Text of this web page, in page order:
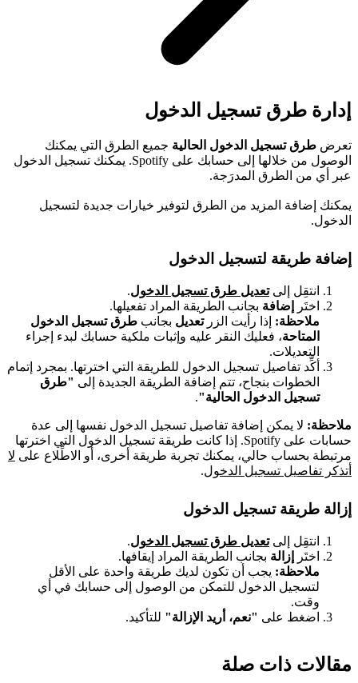
إدارة طرق تسجيل الدخول
تعرض طرق تسجيل الدخول الحالية جميع الطرق التي يمكنك
الوصول من خلالها إلى حسابك على Spotify. يمكنك تسجيل الدخول
عبر أي من الطرق المدرَجة.
يمكنك إضافة المزيد من الطرق لتوفير خيارات جديدة لتسجيل
الدخول.
إضافة طريقة لتسجيل الدخول
انتقِل إلىتعديل طرق تسجيل الدخول.
اختَر
إضافة بجانب الطريقة المراد تفعيلها.
ملاحظة: إذا رأيت الزرتعديل بجانب طرق تسجيل الدخول
المتاحة، فعليك النقر عليه وإثبات ملكية حسابك لبدء إجراء
التعديلات.
أكِّد تفاصيل تسجيل الدخول للطريقة التي اخترتها. بمجرد إتمام
الخطوات بنجاح، تتم إضافة الطريقة الجديدة إلى "طرق
تسجيل الدخول الحالية".
ملاحظة: لا يمكن إضافة تفاصيل تسجيل الدخول نفسها إلى عدة
حسابات على Spotify. إذا كانت طريقة تسجيل الدخول التي اخترتها
مرتبطة بحساب حالي، يمكنك تجربة طريقة أخرى، أو الاطِّلاع على لا
أتذكر تفاصيل تسجيل الدخول.
إزالة طريقة تسجيل الدخول
انتقِل إلىتعديل طرق تسجيل الدخول.
اختَر
إزالة بجانب الطريقة المراد إيقافها.
ملاحظة: يجب أن تكون لديك طريقة واحدة على الأقل
لتسجيل الدخول للتمكن من الوصول إلى حسابك في أي
وقت.
اضغط على "نعم، أريد الإزالة" للتأكيد.
مقالات ذات صلة